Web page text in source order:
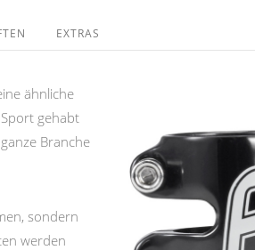
EXTRAS
ähnliche
gehabt
Branche
sondern
werden